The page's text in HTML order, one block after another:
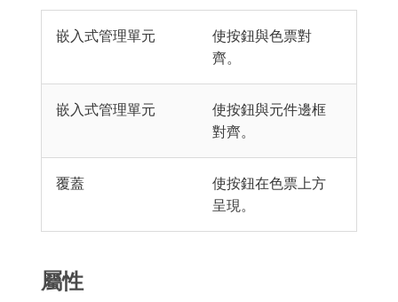
嵌入式管理單元
使按鈕與色票對
齊。
嵌入式管理單元
使按鈕與元件邊框
對齊。
覆蓋
使按鈕在色票上方
呈現。
屬性